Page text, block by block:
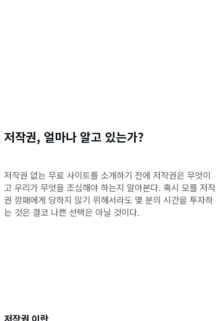
저작권, 얼마나 알고 있는가?
저작권 없는 무료 사이트를 소개하기 전에 저작권은 무엇이
고 우리가 무엇을 조심해야 하는지 알아본다. 혹시 모를 저작
권 깡패에게 당하지 않기 위해서라도 몇 분의 시간을 투자하
는 것은 결코 나쁜 선택은 아닐 것이다.
저작권 이란